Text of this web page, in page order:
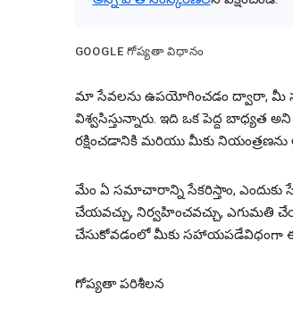
GOOGLE గోప్యతా విధానం
మా సేవలను ఉపయోగించడం ద్వారా, మీ
విశ్వసిస్తున్నారు. ఇది ఒక పెద్ద
రక్షించడానికి మరియు మీకు నియంత్రణను
మేం ఏ సమాచారాన్ని సేకరిస్తాం,
చేయవచ్చు, నిర్వహించవచ్చు, ఎగుమతి
చేసుకోవడంలో మీకు సహాయపడేవిధంగా
గోప్యతా పరిశీలన